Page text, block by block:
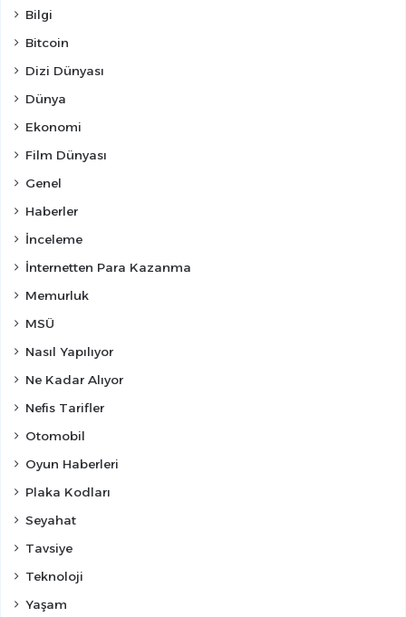
Bilgi
Bitcoin
Dizi Dünyası
Dünya
Ekonomi
Film Dünyası
Genel
Haberler
İnceleme
İnternetten Para Kazanma
Memurluk
MSÜ
Nasıl Yapılıyor
Ne Kadar Alıyor
Nefis Tarifler
Otomobil
Oyun Haberleri
Plaka Kodları
Seyahat
Tavsiye
Teknoloji
Yaşam